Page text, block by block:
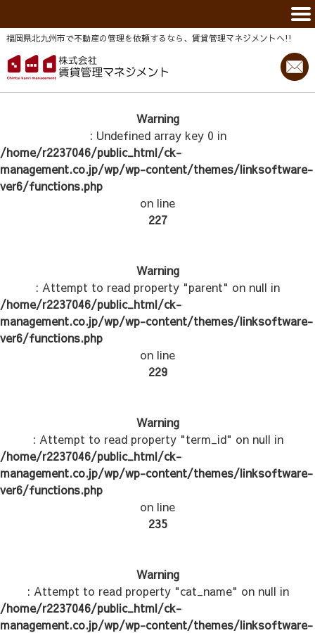
福岡県北九州市で不動産の管理を依頼するなら、賃貸管理マネジメントヘ!!
Warning
: Undefined array key 0 in
/home/r2237046/public_html/ck-
management.co.jp/wp/wp-content/themes/linksoftware-
ver6/functions.php
on line
227
Warning
: Attempt to read property "parent" on null in
/home/r2237046/public_html/ck-
management.co.jp/wp/wp-content/themes/linksoftware-
ver6/functions.php
on line
229
Warning
: Attempt to read property "term_id" on null in
/home/r2237046/public_html/ck-
management.co.jp/wp/wp-content/themes/linksoftware-
ver6/functions.php
on line
235
Warning
: Attempt to read property "cat_name" on null in
/home/r2237046/public_html/ck-
management.co.jp/wp/wp-content/themes/linksoftware-